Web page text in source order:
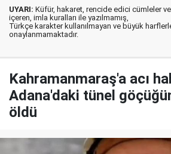
UYARI: Küfür, hakaret, rencide edici cümleler
içeren, imla kuralları ile yazılmamış,
Türkçe karakter kullanılmayan ve büyük
onaylanmamaktadır.
Kahramanmaraş'a acı
Adana'daki tünel
öldü